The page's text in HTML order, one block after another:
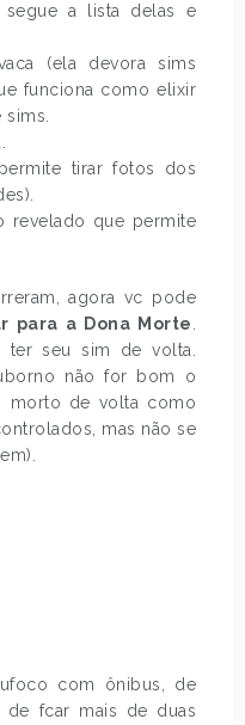
, segue a lista delas e
(ela devora sims
funciona como elixir
tirar fotos dos
revelado que permite
agora vc pode
para a Dona Morte
ter seu sim de volta.
não for bom o
morto de volta como
mas não se
com ônibus, de
de fcar mais de duas